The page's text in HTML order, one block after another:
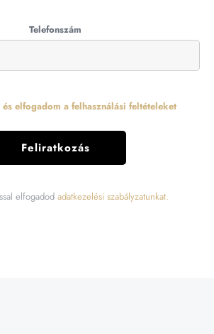
Telefonszám
és elfogadom a felhasználási feltételeket
elfogadod adatkezelési szabályzatunkat.